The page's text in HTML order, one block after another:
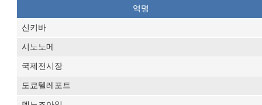
역명
신키바
시노노메
국제전시장
도쿄텔레포트